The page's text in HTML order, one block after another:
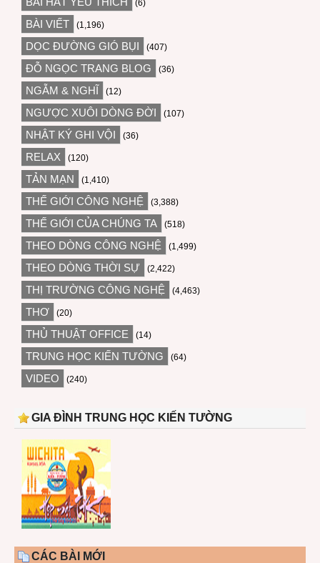
(6)
BÀI VIẾT (1,196)
DỌC ĐƯỜNG GIÓ BỤI (407)
ĐỖ NGỌC TRANG BLOG (36)
NGẪM & NGHĨ (12)
NGƯỢC XUÔI DÒNG ĐỜI (107)
NHẬT KÝ GHI VỘI (36)
RELAX (120)
TẢN MẠN (1,410)
THẾ GIỚI CÔNG NGHỆ (3,388)
THẾ GIỚI CỦA CHÚNG TA (518)
THEO DÒNG CÔNG NGHỆ (1,499)
THEO DÒNG THỜI SỰ (2,422)
THỊ TRƯỜNG CÔNG NGHỆ (4,463)
THƠ (20)
THỦ THUẬT OFFICE (14)
TRUNG HỌC KIẾN TƯỜNG (64)
VIDEO (240)
GIA ĐÌNH TRUNG HỌC KIẾN TƯỜNG
CÁC BÀI MỚI